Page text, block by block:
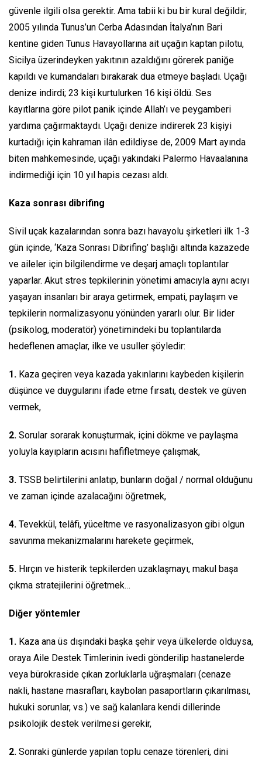
güvenle ilgili olsa gerektir. Ama tabii ki bu bir kural değildir;
2005 yılında Tunus’un Cerba Adasından İtalya’nın Bari
kentine giden Tunus Havayollarına ait uçağın kaptan pilotu,
Sicilya üzerindeyken yakıtının azaldığını görerek paniğe
kapıldı ve kumandaları bırakarak dua etmeye başladı. Uçağı
denize indirdi; 23 kişi kurtulurken 16 kişi öldü. Ses
kayıtlarına göre pilot panik içinde Allah’ı ve peygamberi
yardıma çağırmaktaydı. Uçağı denize indirerek 23 kişiyi
kurtadığı için kahraman ilân edildiyse de, 2009 Mart ayında
biten mahkemesinde, uçağı yakındaki Palermo Havaalanına
indirmediği için 10 yıl hapis cezası aldı.
Kaza sonrası dibrifing
Sivil uçak kazalarından sonra bazı havayolu şirketleri ilk 1-3
gün içinde, ‘Kaza Sonrası Dibrifing’ başlığı altında kazazede
ve aileler için bilgilendirme ve deşarj amaçlı toplantılar
yaparlar. Akut stres tepkilerinin yönetimi amacıyla aynı acıyı
yaşayan insanları bir araya getirmek, empati, paylaşım ve
tepkilerin normalizasyonu yönünden yararlı olur. Bir lider
(psikolog, moderatör) yönetimindeki bu toplantılarda
hedeflenen amaçlar, ilke ve usuller şöyledir:
1. Kaza geçiren veya kazada yakınlarını kaybeden kişilerin
düşünce ve duygularını ifade etme fırsatı, destek ve güven
vermek,
2. Sorular sorarak konuşturmak, içini dökme ve paylaşma
yoluyla kayıpların acısını hafifletmeye çalışmak,
3. TSSB belirtilerini anlatıp, bunların doğal / normal olduğunu
ve zaman içinde azalacağını öğretmek,
4. Tevekkül, telâfi, yüceltme ve rasyonalizasyon gibi olgun
savunma mekanizmalarını harekete geçirmek,
5. Hırçın ve histerik tepkilerden uzaklaşmayı, makul başa
çıkma stratejilerini öğretmek…
Diğer yöntemler
1. Kaza ana üs dışındaki başka şehir veya ülkelerde olduysa,
oraya Aile Destek Timlerinin ivedi gönderilip hastanelerde
veya bürokraside çıkan zorluklarla uğraşmaları (cenaze
nakli, hastane masrafları, kaybolan pasaportların çıkarılması,
hukuki sorunlar, vs.) ve sağ kalanlara kendi dillerinde
psikolojik destek verilmesi gerekir,
2. Sonraki günlerde yapılan toplu cenaze törenleri, dini